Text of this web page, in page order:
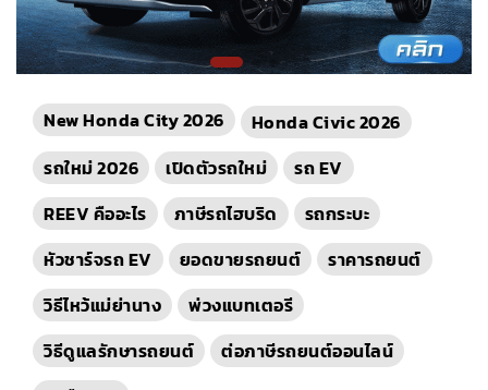
New Honda City 2026
Honda Civic 2026
รถใหม่ 2026
เปิดตัวรถใหม่
รถ EV
REEV คืออะไร
ภาษีรถไฮบริด
รถกระบะ
หัวชาร์จรถ EV
ยอดขายรถยนต์
ราคารถยนต์
วิธีไหว้แม่ย่านาง
พ่วงแบทเตอรี
วิธีดูแลรักษารถยนต์
ต่อภาษีรถยนต์ออนไลน์